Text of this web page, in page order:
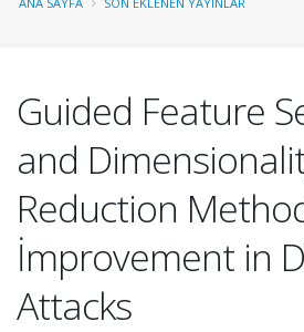
Guided Feature
and
Reduction
İmprovement in
Attacks